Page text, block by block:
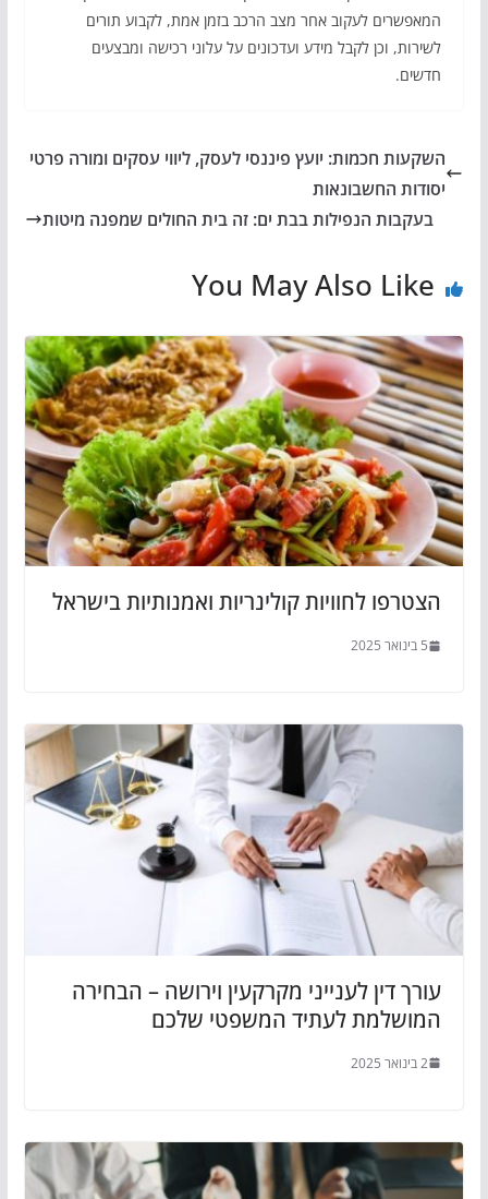
המאפשרים לעקוב אחר מצב הרכב בזמן אמת, לקבוע תורים
לשירות, וכן לקבל מידע ועדכונים על עלוני רכישה ומבצעים
חדשים.
השקעות חכמות: יועץ פיננסי לעסק, ליווי עסקים ומורה פרטי
יסודות החשבונאות
בעקבות הנפילות בבת ים: זה בית החולים שמפנה מיטות
You May Also Like
הצטרפו לחוויות קולינריות ואמנותיות בישראל
5 בינואר 2025
עורך דין לענייני מקרקעין וירושה – הבחירה
המושלמת לעתיד המשפטי שלכם
2 בינואר 2025